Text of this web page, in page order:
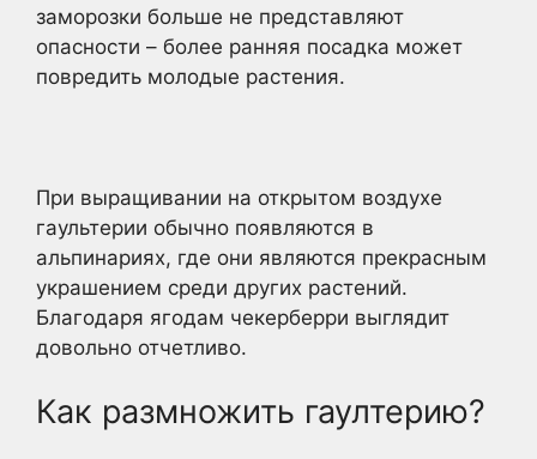
заморозки больше не представляют
опасности – более ранняя посадка может
повредить молодые растения.
При выращивании на открытом воздухе
гаультерии обычно появляются в
альпинариях, где они являются прекрасным
украшением среди других растений.
Благодаря ягодам чекерберри выглядит
довольно отчетливо.
Как размножить гаултерию?